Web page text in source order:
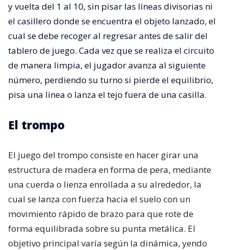
y vuelta del 1 al 10, sin pisar las líneas divisorias ni
el casillero donde se encuentra el objeto lanzado, el
cual se debe recoger al regresar antes de salir del
tablero de juego. Cada vez que se realiza el circuito
de manera limpia, el jugador avanza al siguiente
número, perdiendo su turno si pierde el equilibrio,
pisa una línea o lanza el tejo fuera de una casilla.
El trompo
El juego del trompo consiste en hacer girar una
estructura de madera en forma de pera, mediante
una cuerda o lienza enrollada a su alrededor, la
cual se lanza con fuerza hacia el suelo con un
movimiento rápido de brazo para que rote de
forma equilibrada sobre su punta metálica. El
objetivo principal varía según la dinámica, yendo